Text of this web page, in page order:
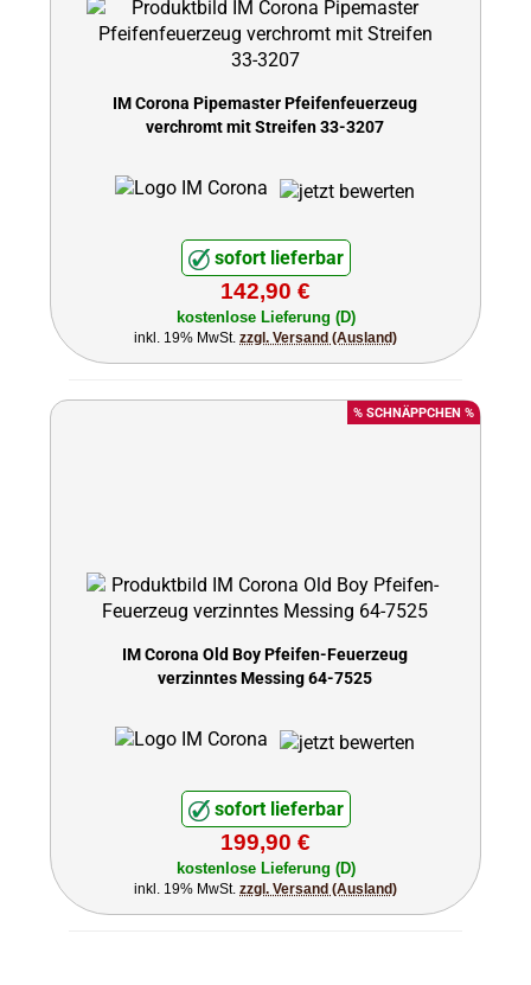
IM Corona Pipemaster Pfeifenfeuerzeug
verchromt mit Streifen 33-3207
sofort lieferbar
142,90 €
kostenlose Lieferung (D)
inkl. 19% MwSt. zzgl. Versand (Ausland)
% SCHNÄPPCHEN %
IM Corona Old Boy Pfeifen-Feuerzeug
verzinntes Messing 64-7525
sofort lieferbar
199,90 €
kostenlose Lieferung (D)
inkl. 19% MwSt. zzgl. Versand (Ausland)